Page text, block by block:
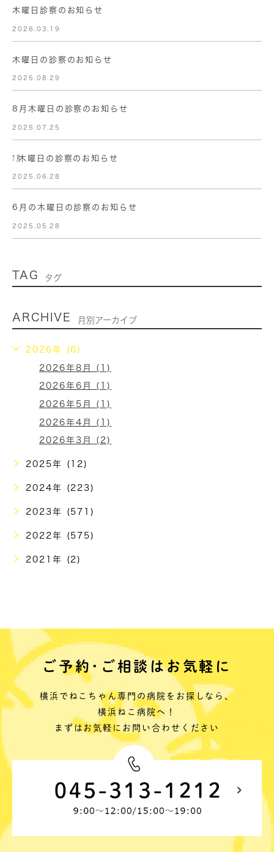
木曜日診察のお知らせ
2026.03.19
木曜日の診察のお知らせ
2025.08.29
8月木曜日の診察のお知らせ
2025.07.25
㋆木曜日の診察のお知らせ
2025.06.28
6月の木曜日の診察のお知らせ
2025.05.28
TAG タグ
ARCHIVE 月別アーカイブ
2026年 (6)
2026年8月 (1)
2026年6月 (1)
2026年5月 (1)
2026年4月 (1)
2026年3月 (2)
2025年 (12)
2024年 (223)
2023年 (571)
2022年 (575)
2021年 (2)
ご予約･ご相談はお気軽に
横浜でねこちゃん専門の病院をお探しなら、
横浜ねこ病院へ！
まずはお気軽にお問い合わせください